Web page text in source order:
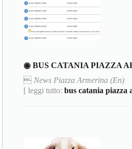
◉ BUS CATANIA PIAZZA
 News Piazza Armerina (En)
[ leggi tutto:bus catania piazza